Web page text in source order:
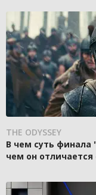
THE ODYSSEY
В чем суть финала
чем он